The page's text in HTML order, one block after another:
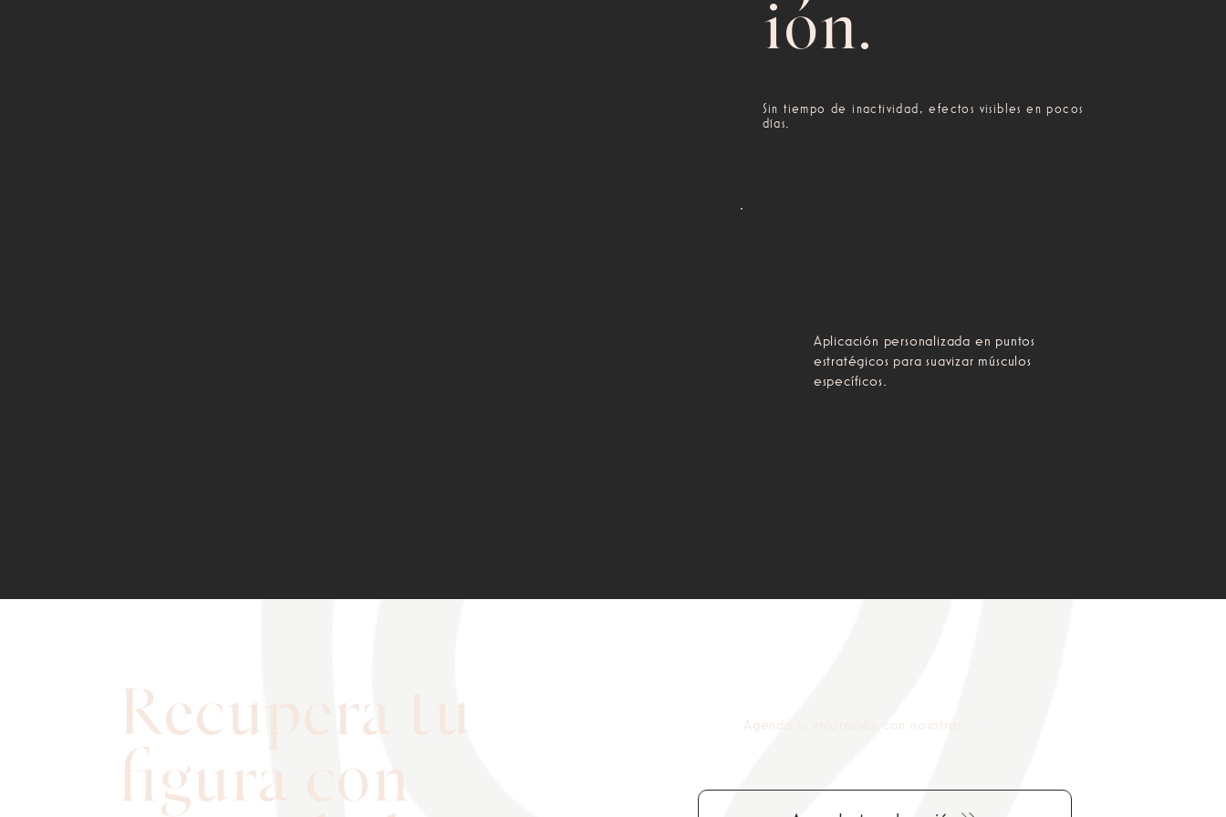
Recupera tu
figura con
Agenda tu valoración con nosotros.
ión.
Sin tiempo de inactividad, efectos visibles en pocos
días.
Aplicación personalizada en puntos
estratégicos para suavizar músculos
específicos.